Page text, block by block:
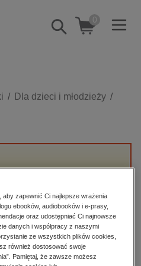
Pokaż/schowaj
wyszukiwarkę
0
wnętrz
informatyka
Dla dzieci i młodzieży
produkt „Rok w lesie.
zapewnić Ci najlepsze wrażenia
ebooków, audiobooków i e-prasy,
oraz udostępniać Ci najnowsze
danych i współpracy z naszymi
ze wszystkich plików cookies,
również dostosować swoje
Pamiętaj, że zawsze możesz